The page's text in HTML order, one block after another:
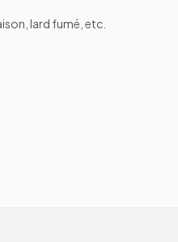
lard fumé, etc.